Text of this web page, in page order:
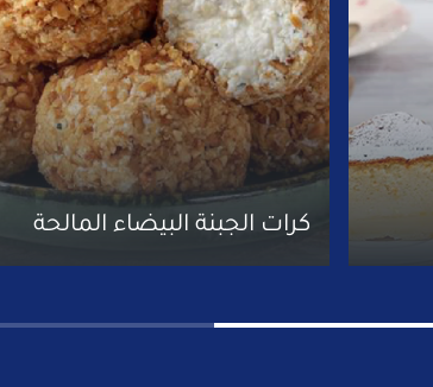
كرات الجبنة البيضاء المالحة